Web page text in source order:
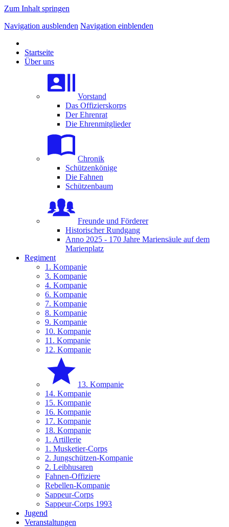
Zum Inhalt springen
Navigation ausblenden Navigation einblenden
Startseite
Über uns
Vorstand
Das Offizierskorps
Der Ehrenrat
Die Ehrenmitglieder
Chronik
Schützenkönige
Die Fahnen
Schützenbaum
Freunde und Förderer
Historischer Rundgang
Anno 2025 - 170 Jahre Mariensäule auf dem
Marienplatz
Regiment
1. Kompanie
3. Kompanie
4. Kompanie
6. Kompanie
7. Kompanie
8. Kompanie
9. Kompanie
10. Kompanie
11. Kompanie
12. Kompanie
13. Kompanie
14. Kompanie
15. Kompanie
16. Kompanie
17. Kompanie
18. Kompanie
1. Artillerie
1. Musketier-Corps
2. Jungschützen-Kompanie
2. Leibhusaren
Fahnen-Offiziere
Rebellen-Kompanie
Sappeur-Corps
Sappeur-Corps 1993
Jugend
Veranstaltungen